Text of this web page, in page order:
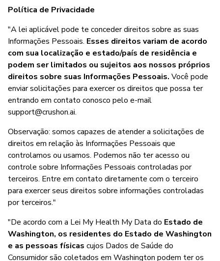
Política de Privacidade
"A lei aplicável pode te conceder direitos sobre as suas
Informações Pessoais. Esses direitos variam de acordo
com sua localização e estado/país de residência e
podem ser limitados ou sujeitos aos nossos próprios
direitos sobre suas Informações Pessoais. Você pode
enviar solicitações para exercer os direitos que possa ter
entrando em contato conosco pelo e-mail
support@crushon.ai.
Observação: somos capazes de atender a solicitações de
direitos em relação às Informações Pessoais que
controlamos ou usamos. Podemos não ter acesso ou
controle sobre Informações Pessoais controladas por
terceiros. Entre em contato diretamente com o terceiro
para exercer seus direitos sobre informações controladas
por terceiros."
"De acordo com a Lei My Health My Data do Estado de
Washington, os residentes do Estado de Washington
e as pessoas físicas cujos Dados de Saúde do
Consumidor são coletados em Washington podem ter os